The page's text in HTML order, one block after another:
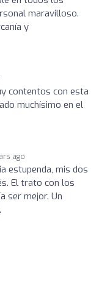
maravilloso.
y
contentos con esta
muchísimo en el
ago
estupenda, mis dos
El trato con los
ser mejor. Un